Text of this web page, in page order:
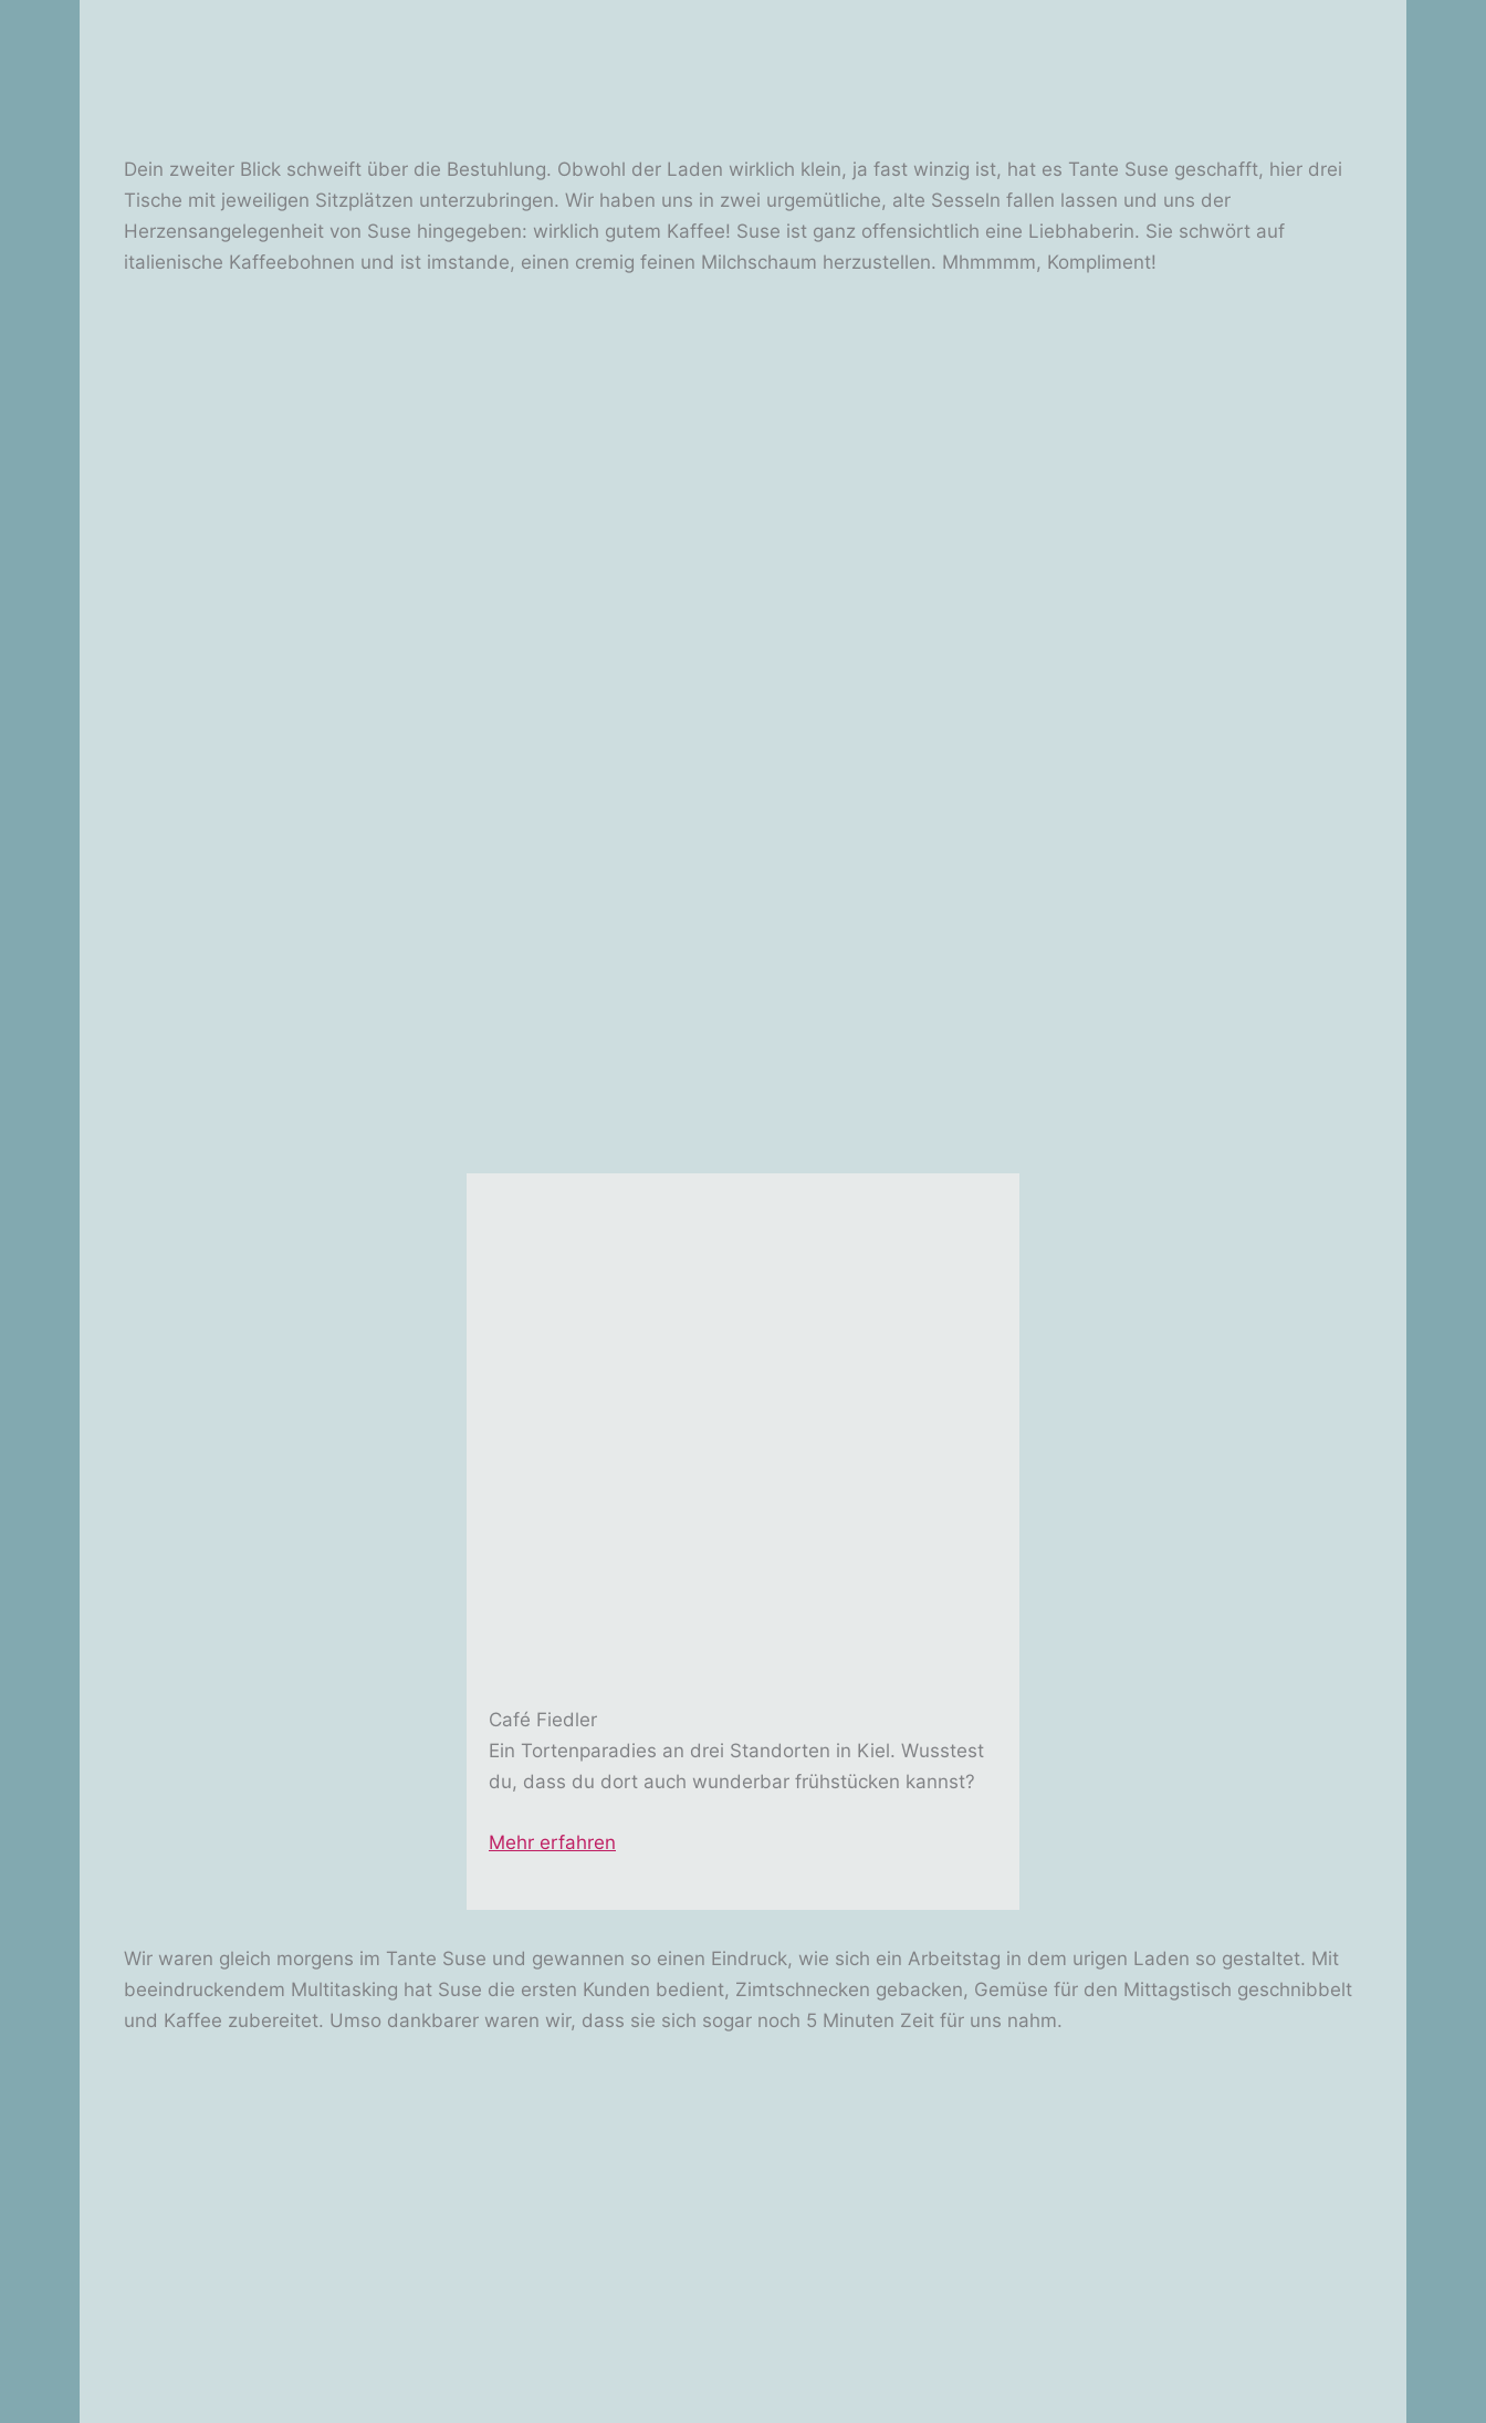
Dein zweiter Blick schweift über die Bestuhlung. Obwohl der Laden wirklich klein, ja fast winzig ist, hat es Tante Suse geschafft, hier drei
Tische mit jeweiligen Sitzplätzen unterzubringen. Wir haben uns in zwei urgemütliche, alte Sesseln fallen lassen und uns der
Herzensangelegenheit von Suse hingegeben: wirklich gutem Kaffee! Suse ist ganz offensichtlich eine Liebhaberin. Sie schwört auf
italienische Kaffeebohnen und ist imstande, einen cremig feinen Milchschaum herzustellen. Mhmmmm, Kompliment!
Café Fiedler
Ein Tortenparadies an drei Standorten in Kiel. Wusstest
du, dass du dort auch wunderbar frühstücken kannst?
Mehr erfahren
Wir waren gleich morgens im Tante Suse und gewannen so einen Eindruck, wie sich ein Arbeitstag in dem urigen Laden so gestaltet. Mit
beeindruckendem Multitasking hat Suse die ersten Kunden bedient, Zimtschnecken gebacken, Gemüse für den Mittagstisch geschnibbelt
und Kaffee zubereitet. Umso dankbarer waren wir, dass sie sich sogar noch 5 Minuten Zeit für uns nahm.